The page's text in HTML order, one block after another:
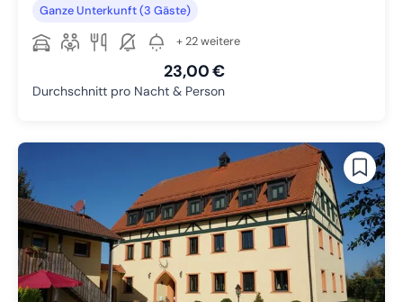
Ganze Unterkunft (3 Gäste)
+ 22 weitere
23,00 €
Durchschnitt pro Nacht & Person